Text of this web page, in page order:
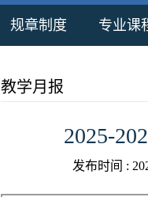
规章制度 专业课
教学月报
2025-
发布时间 :